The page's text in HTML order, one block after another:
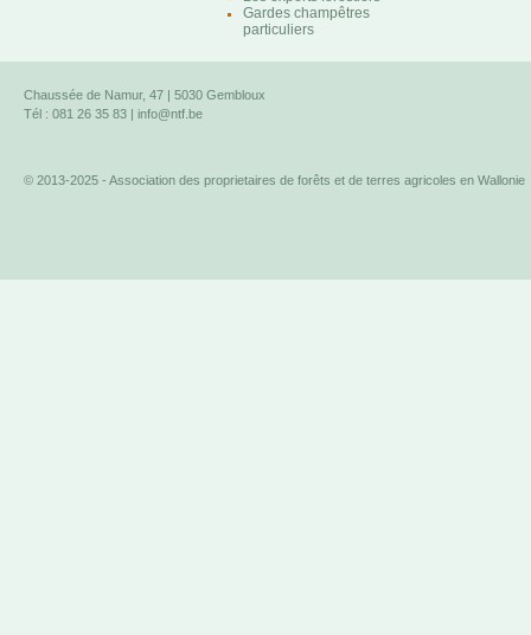
Gardes champêtres
particuliers
Chaussée de Namur, 47 | 5030 Gembloux
Tél : 081 26 35 83 | info@ntf.be
© 2013-2025 - Association des proprietaires de forêts et de terres agricoles en Wallonie